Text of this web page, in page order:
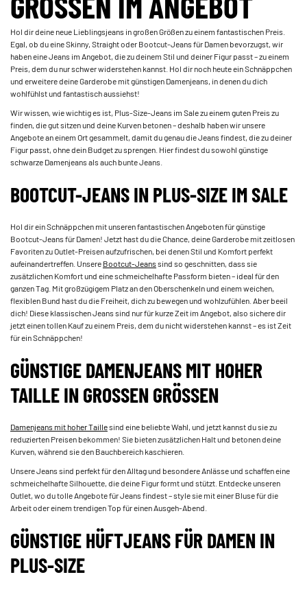
Hol dir deine neue Lieblingsjeans in großen Größen zu einem fantastischen Preis.
Egal, ob du eine Skinny, Straight oder Bootcut-Jeans für Damen bevorzugst, wir
haben eine Jeans im Angebot, die zu deinem Stil und deiner Figur passt – zu einem
Preis, dem du nur schwer widerstehen kannst. Hol dir noch heute ein Schnäppchen
und erweitere deine Garderobe mit günstigen Damenjeans, in denen du dich
wohlfühlst und fantastisch aussiehst!
Wir wissen, wie wichtig es ist, Plus-Size-Jeans im Sale zu einem guten Preis zu
finden, die gut sitzen und deine Kurven betonen – deshalb haben wir unsere
Angebote an einem Ort gesammelt, damit du genau die Jeans findest, die zu deiner
Figur passt, ohne dein Budget zu sprengen. Hier findest du sowohl günstige
schwarze Damenjeans als auch bunte Jeans.
BOOTCUT-JEANS IN PLUS-SIZE IM SALE
Hol dir ein Schnäppchen mit unseren fantastischen Angeboten für günstige
Bootcut-Jeans für Damen! Jetzt hast du die Chance, deine Garderobe mit zeitlosen
Favoriten zu Outlet-Preisen aufzufrischen, bei denen Stil und Komfort perfekt
aufeinandertreffen. UnsereBootcut-Jeanssind so geschnitten, dass sie
zusätzlichen Komfort und eine schmeichelhafte Passform bieten – ideal für den
ganzen Tag. Mit großzügigem Platz an den Oberschenkeln und einem weichen,
flexiblen Bund hast du die Freiheit, dich zu bewegen und wohlzufühlen. Aber beeil
dich! Diese klassischen Jeans sind nur für kurze Zeit im Angebot, also sichere dir
jetzt einen tollen Kauf zu einem Preis, dem du nicht widerstehen kannst – es ist Zeit
für ein Schnäppchen!
GÜNSTIGE DAMENJEANS MIT HOHER
TAILLE IN GROSSEN GRÖSSEN
Damenjeans mit hoher Taillesind eine beliebte Wahl, und jetzt kannst du sie zu
reduzierten Preisen bekommen! Sie bieten zusätzlichen Halt und betonen deine
Kurven, während sie den Bauchbereich kaschieren.
Unsere Jeans sind perfekt für den Alltag und besondere Anlässe und schaffen eine
schmeichelhafte Silhouette, die deine Figur formt und stützt. Entdecke unseren
Outlet, wo du tolle Angebote für Jeans findest – style sie mit einer Bluse für die
Arbeit oder einem trendigen Top für einen Ausgeh-Abend.
GÜNSTIGE HÜFTJEANS FÜR DAMEN IN
PLUS-SIZE